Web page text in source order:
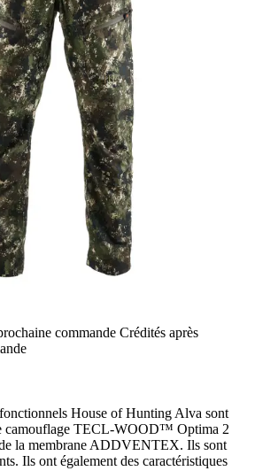
commande Crédités après
House of Hunting Alva sont
camouflage TECL-WOOD™ Optima 2
la membrane ADDVENTEX. Ils sont
Ils ont également des caractéristiques